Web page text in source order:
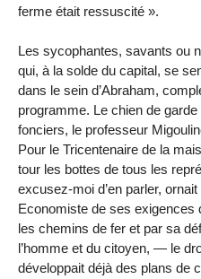
ferme était ressuscité ».
Les sycophantes, savants ou
qui, à la solde du capital, se
dans le sein d’Abraham,
programme. Le chien de
fonciers, le professeur
Pour le Tricentenaire de la
tour les bottes de tous les
excusez-moi d’en parler,
Economiste de ses exigences
les chemins de fer et par sa
l’homme et du citoyen, — le
développait déjà des plans de